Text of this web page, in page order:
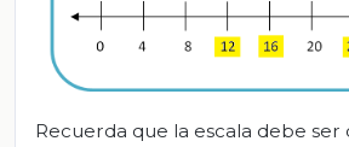
Recuerda que la escala debe ser